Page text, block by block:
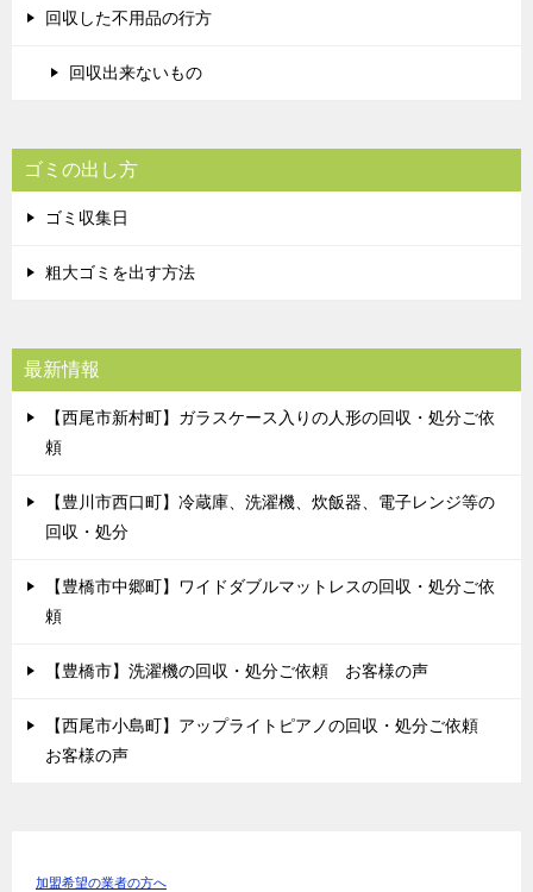
回収した不用品の行方
回収出来ないもの
ゴミの出し方
ゴミ収集日
粗大ゴミを出す方法
最新情報
【西尾市新村町】ガラスケース入りの人形の回収・処分ご依
頼
【豊川市西口町】冷蔵庫、洗濯機、炊飯器、電子レンジ等の
回収・処分
【豊橋市中郷町】ワイドダブルマットレスの回収・処分ご依
頼
【豊橋市】洗濯機の回収・処分ご依頼 お客様の声
【西尾市小島町】アップライトピアノの回収・処分ご依頼
お客様の声
加盟希望の業者の方へ